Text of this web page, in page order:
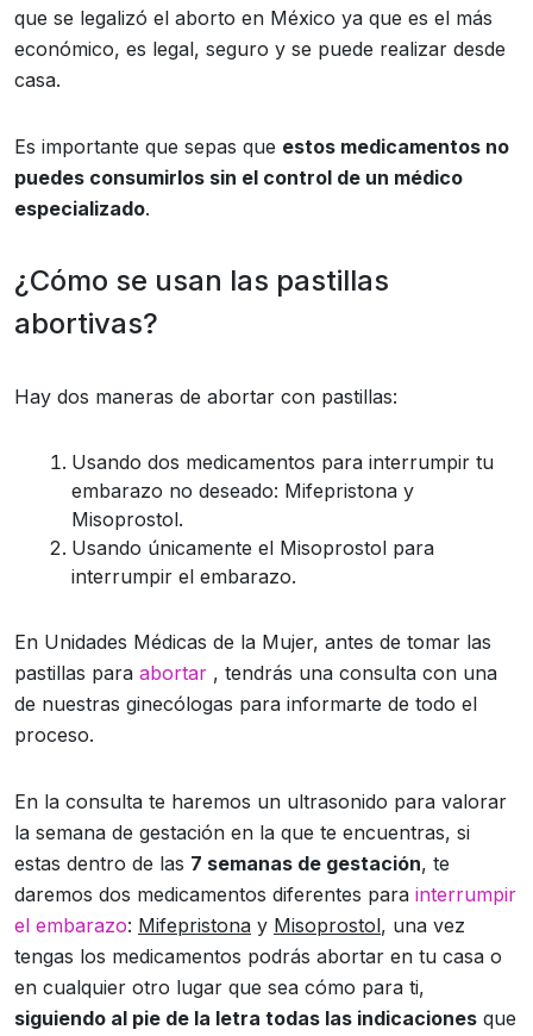
que se legalizó el aborto en México ya que es el más
económico, es legal, seguro y se puede realizar desde
casa.
Es importante que sepas que estos medicamentos no
puedes consumirlos sin el control de un médico
especializado.
¿Cómo se usan las pastillas
abortivas?
Hay dos maneras de abortar con pastillas:
Usando dos medicamentos para interrumpir tu
embarazo no deseado: Mifepristona y
Misoprostol.
Usando únicamente el Misoprostol para
interrumpir el embarazo.
En Unidades Médicas de la Mujer, antes de tomar las
pastillas para abortar , tendrás una consulta con una
de nuestras ginecólogas para informarte de todo el
proceso.
En la consulta te haremos un ultrasonido para valorar
la semana de gestación en la que te encuentras, si
estas dentro de las 7 semanas de gestación, te
daremos dos medicamentos diferentes para interrumpir
el embarazo: Mifepristona y Misoprostol, una vez
tengas los medicamentos podrás abortar en tu casa o
en cualquier otro lugar que sea cómo para ti,
siguiendo al pie de la letra todas las indicaciones que